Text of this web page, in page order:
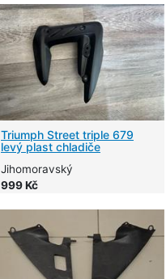
Triumph Street triple 679
levý plast chladiče
Jihomoravský
999 Kč